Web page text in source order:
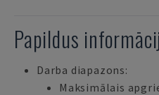
Papildus
Darba diapazons:
Maksimālais